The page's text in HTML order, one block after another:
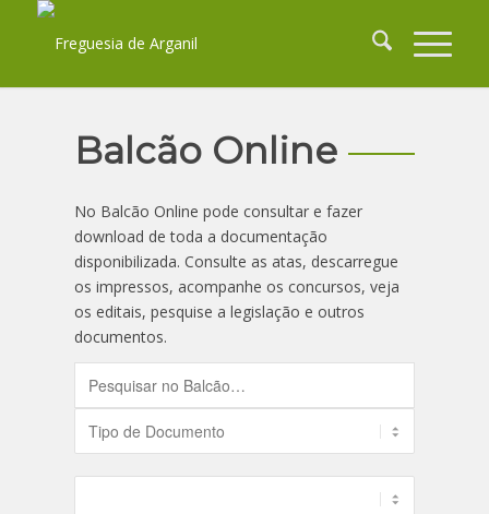
Balcão Online
No Balcão Online pode consultar e fazer
download de toda a documentação
disponibilizada. Consulte as atas, descarregue
os impressos, acompanhe os concursos, veja
os editais, pesquise a legislação e outros
documentos.